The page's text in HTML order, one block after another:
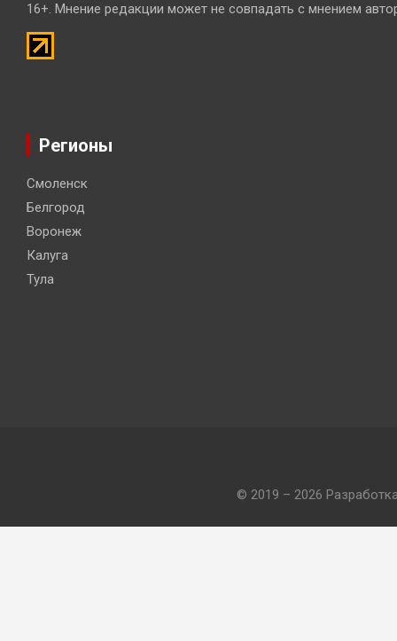
16+. Мнение редакции может не совпадать с мнением
Регионы
Смоленск
Белгород
Воронеж
Калуга
Тула
© 2019 – 2026